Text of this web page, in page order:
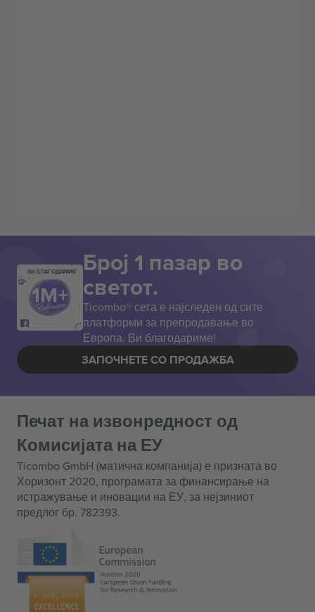
ВИ БЛАГОДАРАМ! Број 1 пазар во
светот.
Ticombo® сега е најследен од сите
платформи за препродавање во
Европа. Ви благодариме!
ЗАПОЧНЕТЕ СО ПРОДАЖБА
Печат на извонредност од
Комисијата на ЕУ
Ticombo GmbH (матична компанија) е призната во
Хоризонт 2020, програмата за финансирање на
истражување и иновации на ЕУ, за нејзиниот
предлог бр. 782393.